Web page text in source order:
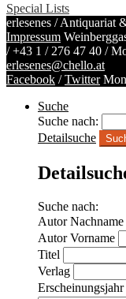
Special Lists
erlesenes / Antiquariat
Impressum
/+43 1 / 276 47 40 /
erlesenes@chello.at
Facebook /Twitter
Suche
Suche nach:
Detailsuche
Suche nach:
Autor Nachname
Autor Vorname
Titel
Verlag
Erscheinungsjahr